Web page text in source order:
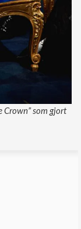
Crown” som gjort